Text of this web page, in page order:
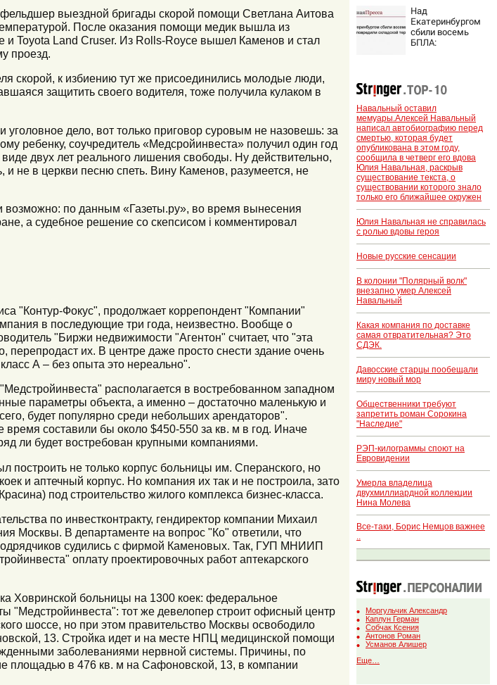
выездной бригады скорой помощи Светлана Аитова
После оказания помощи медик вышла из
и Toyota Land Cruser. Из Rolls-Royce вышел Каменов и стал
проезд.
скорой, к избиению тут же присоединились молодые люди,
защитить своего водителя, тоже получила кулаком в
дело, вот только приговор суровым не назовешь: за
ребенку, соучредитель «Медсройинвеста» получил один год
двух лет реального лишения свободы. Ну действительно,
не в церкви песню спеть. Вину Каменов, разумеется, не
возможно: по данным «Газеты.ру», во время вынесения
а судебное решение со скепсисом i комментировал
"Контур-Фокус", продолжает коррепондент "Компании"
в последующие три года, неизвестно. Вообще о
"Биржи недвижимости "Агентон" считает, что "эта
перепродаст их. В центре даже просто снести здание очень
А – без опыта это нереально".
располагается в востребованном западном
параметры объекта, а именно – достаточно маленькую и
будет популярно среди небольших арендаторов".
составили бы около $450-550 за кв. м в год. Иначе
ли будет востребован крупными компаниями.
построить не только корпус больницы им. Сперанского, но
и аптечный корпус. Но компания их так и не построила, зато
под строительство жилого комплекса бизнес-класса.
по инвестконтракту, гендиректор компании Михаил
Москвы. В департаменте на вопрос "Ко" ответили, что
судились с фирмой Каменовых. Так, ГУП МНИИП
оплату проектировочных работ аптекарского
Ховринской больницы на 1300 коек: федеральное
"Медстройинвеста": тот же девелопер строит офисный центр
шоссе, но при этом правительство Москвы освободило
13. Стройка идет и на месте НПЦ медицинской помощи
заболеваниями нервной системы. Причины, по
площадью в 476 кв. м на Сафоновской, 13, в компании
трассе
07/08/2026 –
Новости
Над
Екатеринбургом
сбили восемь
БПЛА:
Навальный оставил
мемуары.Алексей Навальный
написал автобиографию перед
смертью, которая будет
опубликована в этом году,
сообщила в четверг его вдова
Юлия Навальная, раскрыв
существование текста, о
существовании которого знало
только его ближайшее окружен
Юлия Навальная не справилась
с ролью вдовы героя
Новые русские сенсации
В колонии "Полярный волк"
внезапно умер Алексей
Навальный
Какая компания по доставке
самая отвратительная? Это
СДЭК.
Давосские старцы пообещали
миру новый мор
Общественники требуют
запретить роман Сорокина
"Наследие"
РЭП-килограммы споют на
Евровидении
Умерла владелица
двухмиллиардной коллекции
Нина Молева
Все-таки, Борис Немцов важнее
..
Моргульчик Александр
Каплун Герман
Собчак Ксения
Антонов Роман
Усманов Алишер
Еще…